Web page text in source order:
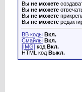
Вы не можете
Вы не можете
Вы не можете
Вы не можете
BB коды Вкл.
Смайлы Вкл.
[IMG] код Вкл.
HTML код Выкл.